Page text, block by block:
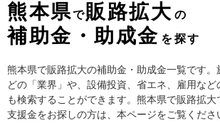
熊本県で販路拡大 の
補助金・助成金 を探す
熊本県で販路拡大の補助金・助成金一覧です。
どの「業界」や、設備投資、省エネ、雇用など
も検索することができます。熊本県で販路拡大
支援金をお探しの方は、本ページをご覧くださ